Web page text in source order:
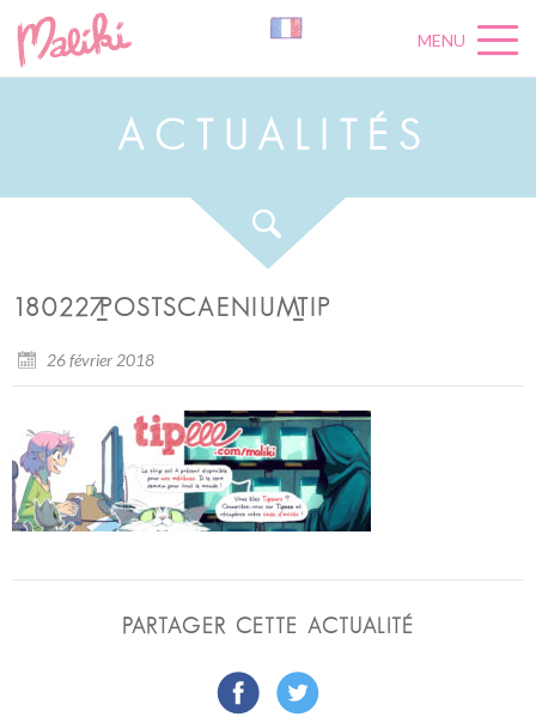
MENU
A C U A L É S
180227_POSTSCAENIUM_TIP
26 février 2018
PARTAGER CETTE ACTUALITÉ